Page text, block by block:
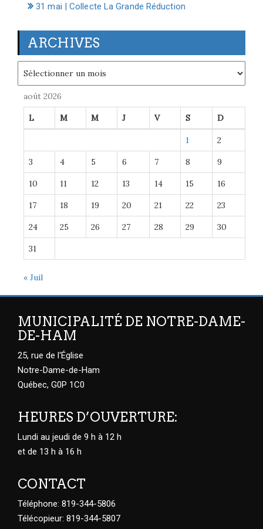
31 mai | Collecte La Grande Réduction
ARCHIVES
août 2026
L M M J V S D
1 2
3 4 5 6 7 8 9
10 11 12 13 14 15 16
17 18 19 20 21 22 23
24 25 26 27 28 29 30
31
« Juil
MUNICIPALITÉ DE NOTRE-DAME-
DE-HAM
25, rue de l'Église
Notre-Dame-de-Ham
Québec, G0P 1C0
HEURES D’OUVERTURE:
Lundi au jeudi de 9 h à 12 h
et de 13 h à 16 h
CONTACT
Téléphone: 819-344-5806
Télécopieur: 819-344-5807